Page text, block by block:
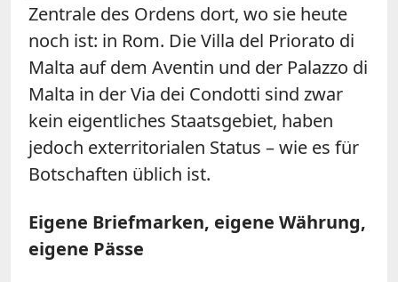
Zentrale des Ordens dort, wo sie heute
noch ist: in Rom. Die Villa del Priorato di
Malta auf dem Aventin und der Palazzo di
Malta in der Via dei Condotti sind zwar
kein eigentliches Staatsgebiet, haben
jedoch exterritorialen Status – wie es für
Botschaften üblich ist.
Eigene Briefmarken, eigene Währung,
eigene Pässe